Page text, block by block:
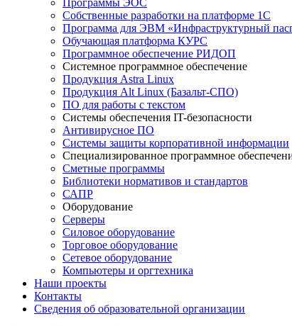
Программы ЭОС
Собственные разработки на платформе 1С
Программа для ЭВМ «Инфраструктурный
Обучающая платформа КУРС
Программное обеспечение РИДОП
Системное программное обеспечение
Продукция Astra Linux
Продукция Alt Linux (Базальт-СПО)
ПО для работы с текстом
Системы обеспечения IT-безопасности
Антивирусное ПО
Системы защиты корпоративной информации
Специализированное программное
Сметные программы
Библиотеки нормативов и стандартов
САПР
Оборудование
Серверы
Силовое оборудование
Торговое оборудование
Сетевое оборудование
Компьютеры и оргтехника
Наши проекты
Контакты
Сведения об образовательной организации